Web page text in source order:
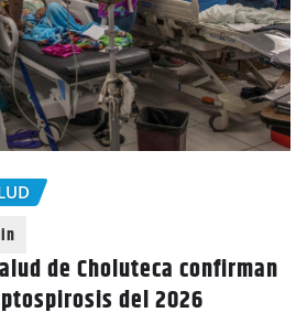
de Choluteca confirman
del 2026